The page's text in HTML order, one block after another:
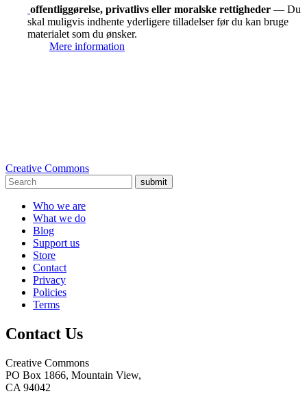
offentliggørelse, privatlivs eller moralske rettigheder — Du
skal muligvis indhente yderligere tilladelser før du kan bruge
materialet som du ønsker.
Mere information
Creative Commons
submit
Who we are
What we do
Blog
Support us
Store
Contact
Privacy
Policies
Terms
Contact Us
Creative Commons
PO Box 1866, Mountain View,
CA 94042